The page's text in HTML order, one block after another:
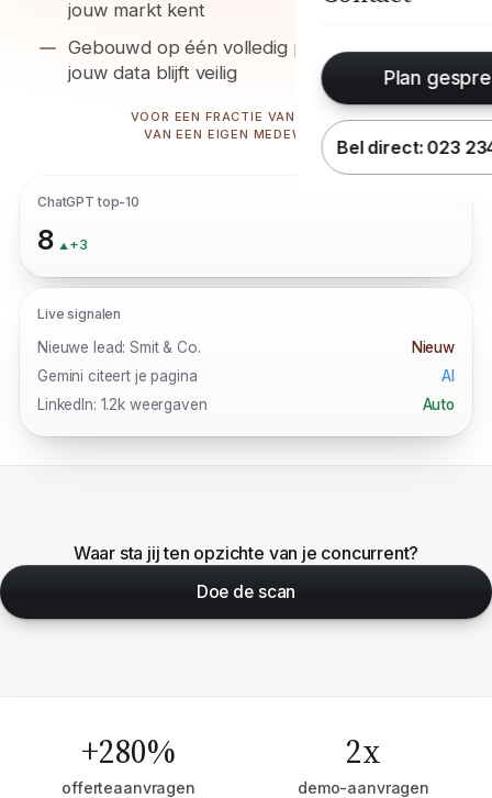
Plan
Bel direct: 023
ChatGPT top-10
8 +3
Live signalen
Nieuwe lead: Smit & Co.
Nieuw
Gemini citeert je pagina
AI
LinkedIn: 1.2k weergaven
Auto
jouw markt kent
Gebouwd op één volledig platform,
jouw data blijft veilig
VOOR EEN FRACTIE VAN DE PRIJS
VAN EEN EIGEN MEDEWERKER
Waar sta jij ten opzichte van je concurrent?
Doe de scan
+280%
offerteaanvragen
2x
demo-aanvragen